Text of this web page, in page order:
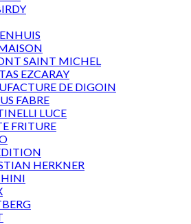
SAINT MICHEL
EZCARAY
DE DIGOIN
FABRE
LUCE
FRITURE
HERKNER